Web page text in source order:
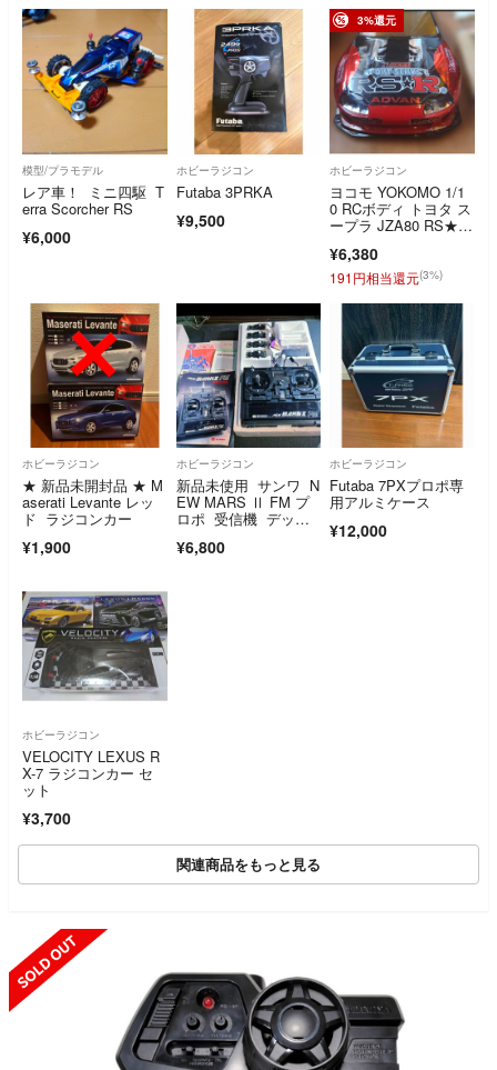
模型/プラモデル
レア車！ ミニ四駆 T
erra Scorcher RS
¥6,000
ホビーラジコン
Futaba 3PRKA
¥9,500
3%還元
ホビーラジコン
ヨコモ YOKOMO 1/1
0 RCボディ トヨタ ス
ープラ JZA80 RS★
ジコンボディ 中古
¥6,380
191円相当還元(3%)
ホビーラジコン
★ 新品未開封品 ★ M
aserati Levante レッ
ド ラジコンカー
¥1,900
ホビーラジコン
新品未使用 サンワ N
EW MARS Ⅱ FM プ
ロポ 受信機 デッド
¥6,800
ホビーラジコン
Futaba 7PXプロポ専
用アルミケース
¥12,000
ホビーラジコン
VELOCITY LEXUS R
X-7 ラジコンカー セ
ット
¥3,700
関連商品をもっと見る